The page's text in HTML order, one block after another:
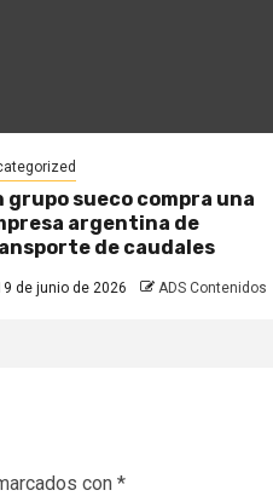
grupo sueco compra una
argentina de
de caudales
de junio de 2026 ADS Contenidos
con *